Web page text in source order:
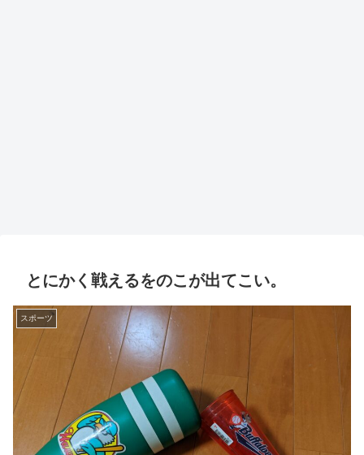
とにかく戦えるをのこが出てこい。
スポーツ